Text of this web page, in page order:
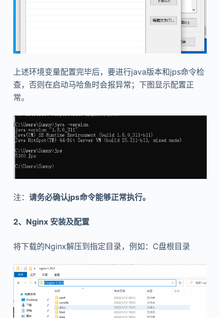
上述环境变量配置完毕后，要进行java版本和jps命令检
查，否则在启动马哈鱼时会报异常；下图显示配置正
常。
注： 请务必确认jps命令能够正常执行。
2、Nginx 安装及配置
将下载的Nginx解压到指定目录，例如：C盘根目录